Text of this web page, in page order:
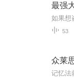
最强
53
众莱